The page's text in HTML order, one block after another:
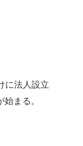
に法人設立
まる。